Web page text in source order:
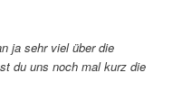
ja sehr viel über die
du uns noch mal kurz die